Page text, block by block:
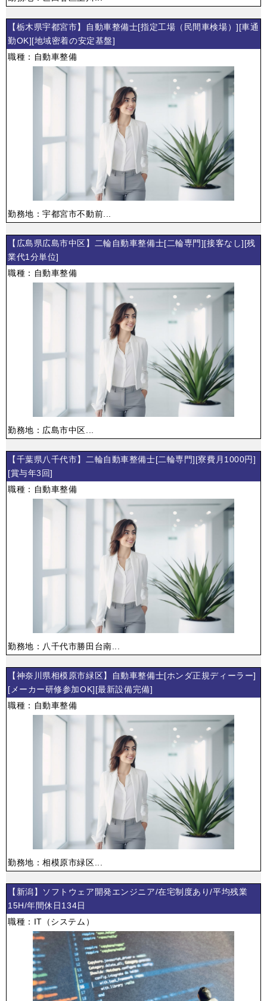
【栃木県宇都宮市】自動車整備士[指定工場（民間車検場）][車通
勤OK][地域密着の安定基盤]
職種：自動車整備
勤務地：宇都宮市不動前...
【広島県広島市中区】二輪自動車整備士[二輪専門][接客なし][残
業代1分単位]
職種：自動車整備
勤務地：広島市中区...
【千葉県八千代市】二輪自動車整備士[二輪専門][寮費月1000円]
[賞与年3回]
職種：自動車整備
勤務地：八千代市勝田台南...
【神奈川県相模原市緑区】自動車整備士[ホンダ正規ディーラー]
[メーカー研修参加OK][最新設備完備]
職種：自動車整備
勤務地：相模原市緑区...
【新潟】ソフトウェア開発エンジニア/在宅制度あり/平均残業
15H/年間休日134日
職種：IT（システム）